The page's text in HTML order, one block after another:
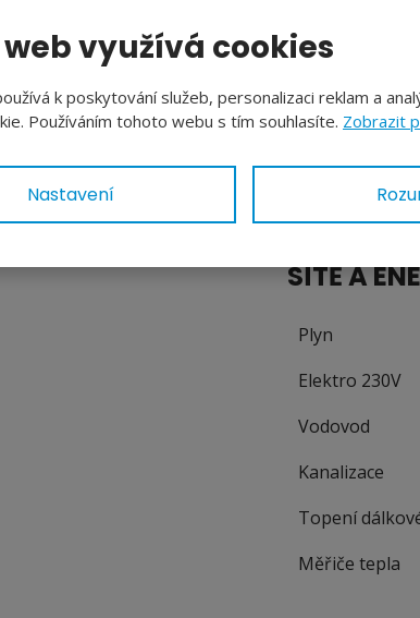
Balkón
Sklep
SÍTĚ A
Plyn
Elektro 230V
Vodovod
Kanalizace
Topení
Měřiče tepla
využívá cookies
k poskytování služeb, personalizaci reklam a
Používáním tohoto webu s tím souhlasíte. Zobrazit
Nastavení